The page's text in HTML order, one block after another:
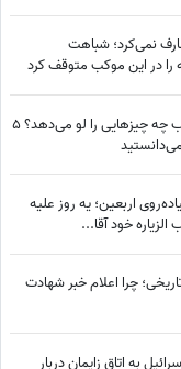
نمی‌کرد؛ شباهت
در این موکب متوقف کرد
تماشا کنید| یک فایل صوتی از رهبر انقلاب چه چیزهایی را لو می‌دهد؟ 5
اربعین؛ یه روز علیه
خود آقا...
چرا اعلام خبر شهادت
به اتاق زایمانِ دربار